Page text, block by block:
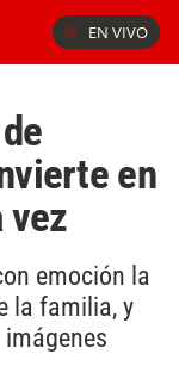
EN VIVO
en
vez
emoción la
la familia, y